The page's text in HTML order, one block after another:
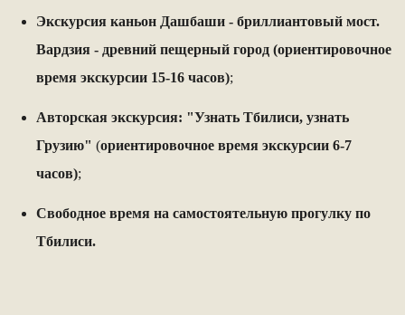
Экскурсия каньон Дашбаши - бриллиантовый мост.
Вардзия - древний пещерный город (ориентировочное
время экскурсии 15-16 часов);
Авторская экскурсия: "Узнать Тбилиси, узнать
Грузию" (ориентировочное время экскурсии 6-7
часов);
Свободное время на самостоятельную прогулку по
Тбилиси.